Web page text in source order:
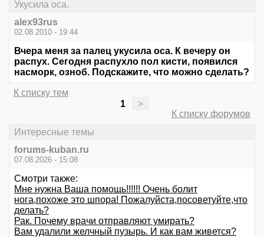
Укусила оса.
alex93rus
02.08.2010 - 19:44
Вчера меня за палец укусила оса. К вечеру он
распух. Сегодня распухло пол кисти, появился
насморк, озноб. Подскажите, что можно сделать?
К списку тем
1
>
К списку форумов
Интересные темы
forums-kuban.ru
07.08.2026 - 15:08
Смотри также:
Мне нужна Ваша помощь!!!!!! Очень болит
нога,похоже это шпора! Пожалуйста,посоветуйте,что
делать?
Рак. Почему врачи отправляют умирать?
Вам удалили желчный пузырь. И как вам живется?